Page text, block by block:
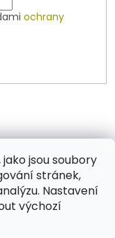
jsou soubory
stránek,
Nastavení
výchozí
ochrany